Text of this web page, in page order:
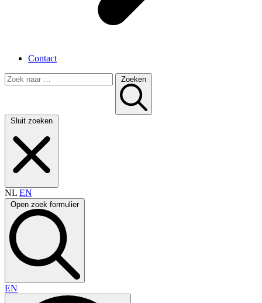
Contact
Zoeken
Sluit zoeken
NL EN
Open zoek formulier
EN